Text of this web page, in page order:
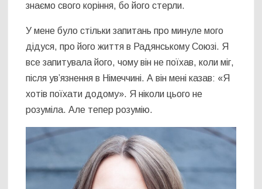
знаємо свого коріння, бо його стерли.
У мене було стільки запитань про минуле мого
дідуся, про його життя в Радянському Союзі. Я
все запитувала його, чому він не поїхав, коли міг,
після ув’язнення в Німеччині. А він мені казав: «Я
хотів поїхати додому». Я ніколи цього не
розуміла. Але тепер розумію.